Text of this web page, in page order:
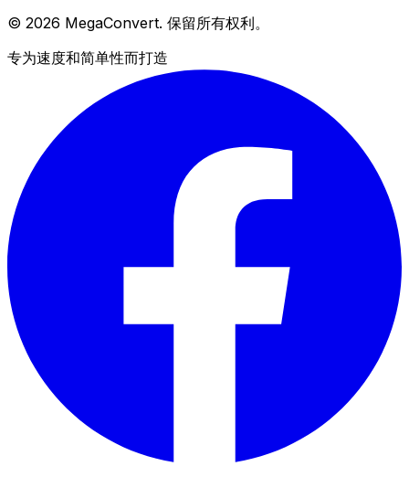
© 2026 MegaConvert. 保留所有权利。
专为速度和简单性而打造